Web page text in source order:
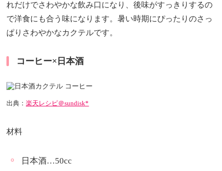
れだけでさわやかな飲み口になり、後味がすっきりするの
で洋食にも合う味になります。暑い時期にぴったりのさっ
ぱりさわやかなカクテルです。
コーヒー×日本酒
出典：楽天レシピ＠sundisk*
材料
日本酒…50cc